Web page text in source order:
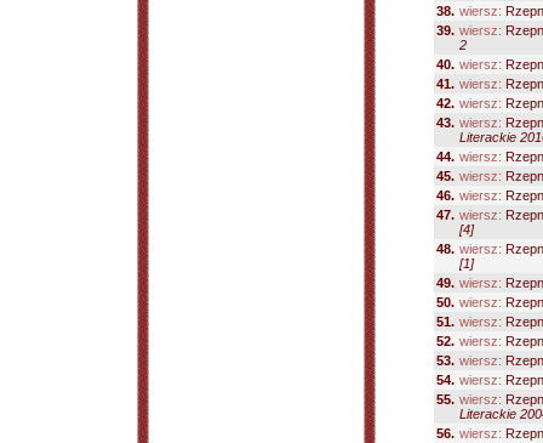
38. wiersz:
39. wiersz:
2
40. wiersz:
41. wiersz:
42. wiersz:
43. wiersz:
Literackie
44. wiersz:
45. wiersz:
46. wiersz:
47. wiersz:
[4]
48. wiersz:
[1]
49. wiersz:
50. wiersz:
51. wiersz:
52. wiersz:
53. wiersz:
54. wiersz:
55. wiersz:
Literackie
56. wiersz: